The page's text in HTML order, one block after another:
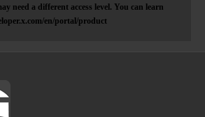
need a different access level. You can learn
en/portal/product